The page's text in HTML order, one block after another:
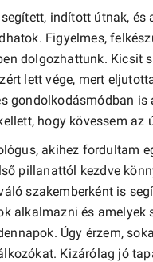
indított útnak,
Figyelmes,
dolgozhattunk. Kicsit
lett vége, mert
gondolkodásmódban is
hogy kövessem az
akihez fordultam
pillanattól kezdve
szakemberként is
alkalmazni és amelyek
Úgy érzem,
Kizárólag jó